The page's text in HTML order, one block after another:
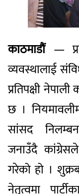
काठमाडौं—
व्यवस्थालाई
प्रतिपक्षी
छ ।
सांसद
जनाउँदै
गरेको हो ।
नेतृत्वमा